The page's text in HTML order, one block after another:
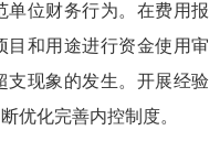
单位财务行为。在费用报
目和用途进行资金使用审
支现象的发生。开展经验
优化完善内控制度。